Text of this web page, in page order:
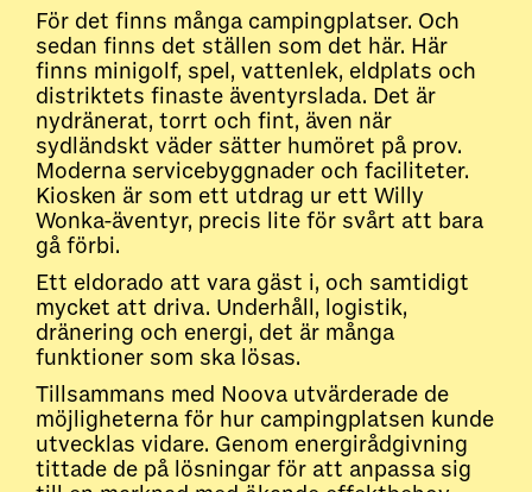
För det finns många campingplatser. Och
sedan finns det ställen som det här. Här
finns minigolf, spel, vattenlek, eldplats och
distriktets finaste äventyrslada. Det är
nydränerat, torrt och fint, även när
sydländskt väder sätter humöret på prov.
Moderna servicebyggnader och faciliteter.
Kiosken är som ett utdrag ur ett Willy
Wonka-äventyr, precis lite för svårt att bara
gå förbi.
Ett eldorado att vara gäst i, och samtidigt
mycket att driva. Underhåll, logistik,
dränering och energi, det är många
funktioner som ska lösas.
Tillsammans med Noova utvärderade de
möjligheterna för hur campingplatsen kunde
utvecklas vidare. Genom energirådgivning
tittade de på lösningar för att anpassa sig